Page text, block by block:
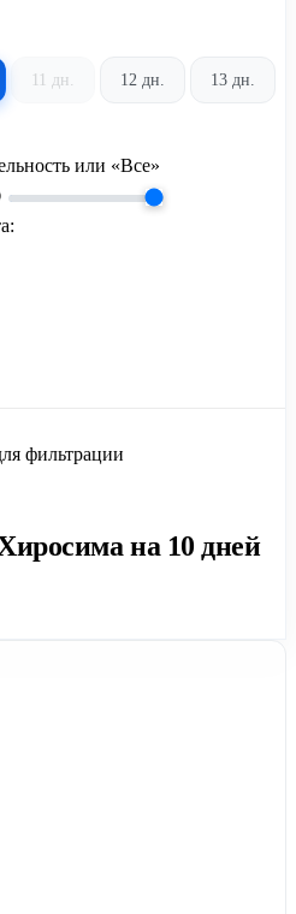
11 дн. 12 дн. 13 дн.
или «Все»
фильтрации
на 10 дней